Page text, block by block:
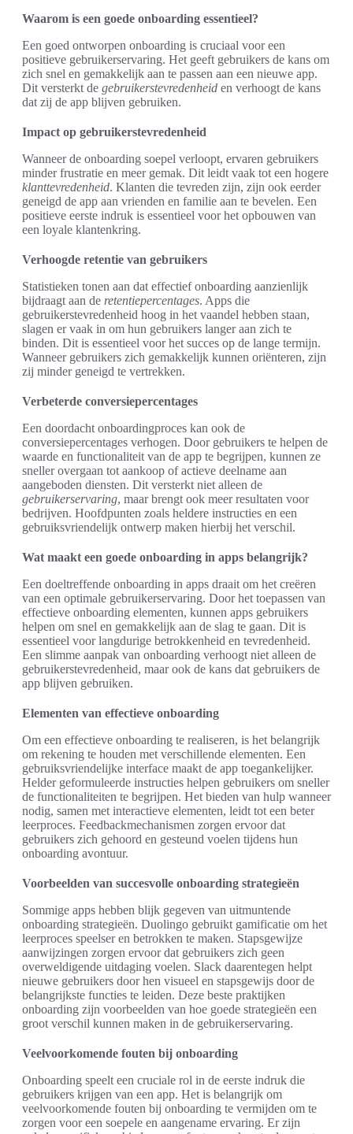
Waarom is een goede onboarding essentieel?
Een goed ontworpen onboarding is cruciaal voor een
positieve gebruikerservaring. Het geeft gebruikers de kans om
zich snel en gemakkelijk aan te passen aan een nieuwe app.
Dit versterkt de gebruikerstevredenheid en verhoogt de kans
dat zij de app blijven gebruiken.
Impact op gebruikerstevredenheid
Wanneer de onboarding soepel verloopt, ervaren gebruikers
minder frustratie en meer gemak. Dit leidt vaak tot een hogere
klanttevredenheid. Klanten die tevreden zijn, zijn ook eerder
geneigd de app aan vrienden en familie aan te bevelen. Een
positieve eerste indruk is essentieel voor het opbouwen van
een loyale klantenkring.
Verhoogde retentie van gebruikers
Statistieken tonen aan dat effectief onboarding aanzienlijk
bijdraagt aan de retentiepercentages. Apps die
gebruikerstevredenheid hoog in het vaandel hebben staan,
slagen er vaak in om hun gebruikers langer aan zich te
binden. Dit is essentieel voor het succes op de lange termijn.
Wanneer gebruikers zich gemakkelijk kunnen oriënteren, zijn
zij minder geneigd te vertrekken.
Verbeterde conversiepercentages
Een doordacht onboardingproces kan ook de
conversiepercentages verhogen. Door gebruikers te helpen de
waarde en functionaliteit van de app te begrijpen, kunnen ze
sneller overgaan tot aankoop of actieve deelname aan
aangeboden diensten. Dit versterkt niet alleen de
gebruikerservaring, maar brengt ook meer resultaten voor
bedrijven. Hoofdpunten zoals heldere instructies en een
gebruiksvriendelijk ontwerp maken hierbij het verschil.
Wat maakt een goede onboarding in apps belangrijk?
Een doeltreffende onboarding in apps draait om het creëren
van een optimale gebruikerservaring. Door het toepassen van
effectieve onboarding elementen, kunnen apps gebruikers
helpen om snel en gemakkelijk aan de slag te gaan. Dit is
essentieel voor langdurige betrokkenheid en tevredenheid.
Een slimme aanpak van onboarding verhoogt niet alleen de
gebruikerstevredenheid, maar ook de kans dat gebruikers de
app blijven gebruiken.
Elementen van effectieve onboarding
Om een effectieve onboarding te realiseren, is het belangrijk
om rekening te houden met verschillende elementen. Een
gebruiksvriendelijke interface maakt de app toegankelijker.
Helder geformuleerde instructies helpen gebruikers om sneller
de functionaliteiten te begrijpen. Het bieden van hulp wanneer
nodig, samen met interactieve elementen, leidt tot een beter
leerproces. Feedbackmechanismen zorgen ervoor dat
gebruikers zich gehoord en gesteund voelen tijdens hun
onboarding avontuur.
Voorbeelden van succesvolle onboarding strategieën
Sommige apps hebben blijk gegeven van uitmuntende
onboarding strategieën. Duolingo gebruikt gamificatie om het
leerproces speelser en betrokken te maken. Stapsgewijze
aanwijzingen zorgen ervoor dat gebruikers zich geen
overweldigende uitdaging voelen. Slack daarentegen helpt
nieuwe gebruikers door hen visueel en stapsgewijs door de
belangrijkste functies te leiden. Deze beste praktijken
onboarding zijn voorbeelden van hoe goede strategieën een
groot verschil kunnen maken in de gebruikerservaring.
Veelvoorkomende fouten bij onboarding
Onboarding speelt een cruciale rol in de eerste indruk die
gebruikers krijgen van een app. Het is belangrijk om
veelvoorkomende fouten bij onboarding te vermijden om te
zorgen voor een soepele en aangename ervaring. Er zijn